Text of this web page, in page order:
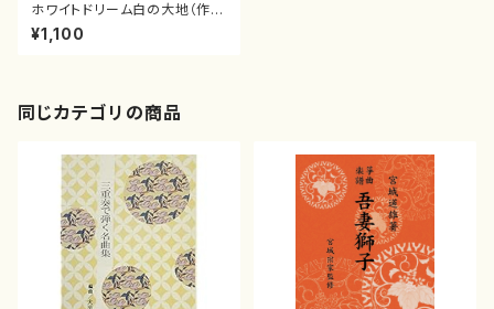
ホワイトドリーム白の大地（作
曲/吉崎克彦/楽譜）
¥1,100
同じカテゴリの商品